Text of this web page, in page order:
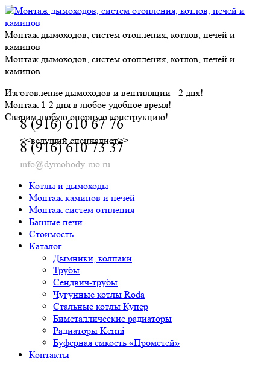
Skip
to
content
Монтаж дымоходов, систем отопления, котлов, печей и
каминов
Монтаж дымоходов, систем отопления, котлов, печей и
каминов
Изготовление дымоходов и вентиляции - 2 дня!
Монтаж 1-2 дня в любое удобное время!
Сварим любую опорную конструкцию!
8 (916) 610 67 76
<<ведущий специалист>>
8 (916) 610 73 37
info@dymohody-mo.ru
Котлы и дымоходы
Монтаж каминов и печей
Монтаж систем отпления
Банные печи
Стоимость
Каталог
Дымники, колпаки
Трубы
Сендвич-трубы
Чугунные котлы Roda
Стальные котлы Купер
Биметаллические радиаторы
Радиаторы Kermi
Буферная емкость «Прометей»
Контакты